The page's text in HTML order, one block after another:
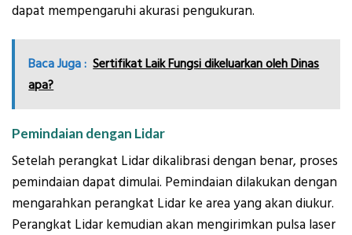
dapat mempengaruhi akurasi pengukuran.
Baca Juga : Sertifikat Laik Fungsi dikeluarkan oleh Dinas
apa?
Pemindaian dengan Lidar
Setelah perangkat Lidar dikalibrasi dengan benar, proses
pemindaian dapat dimulai. Pemindaian dilakukan dengan
mengarahkan perangkat Lidar ke area yang akan diukur.
Perangkat Lidar kemudian akan mengirimkan pulsa laser